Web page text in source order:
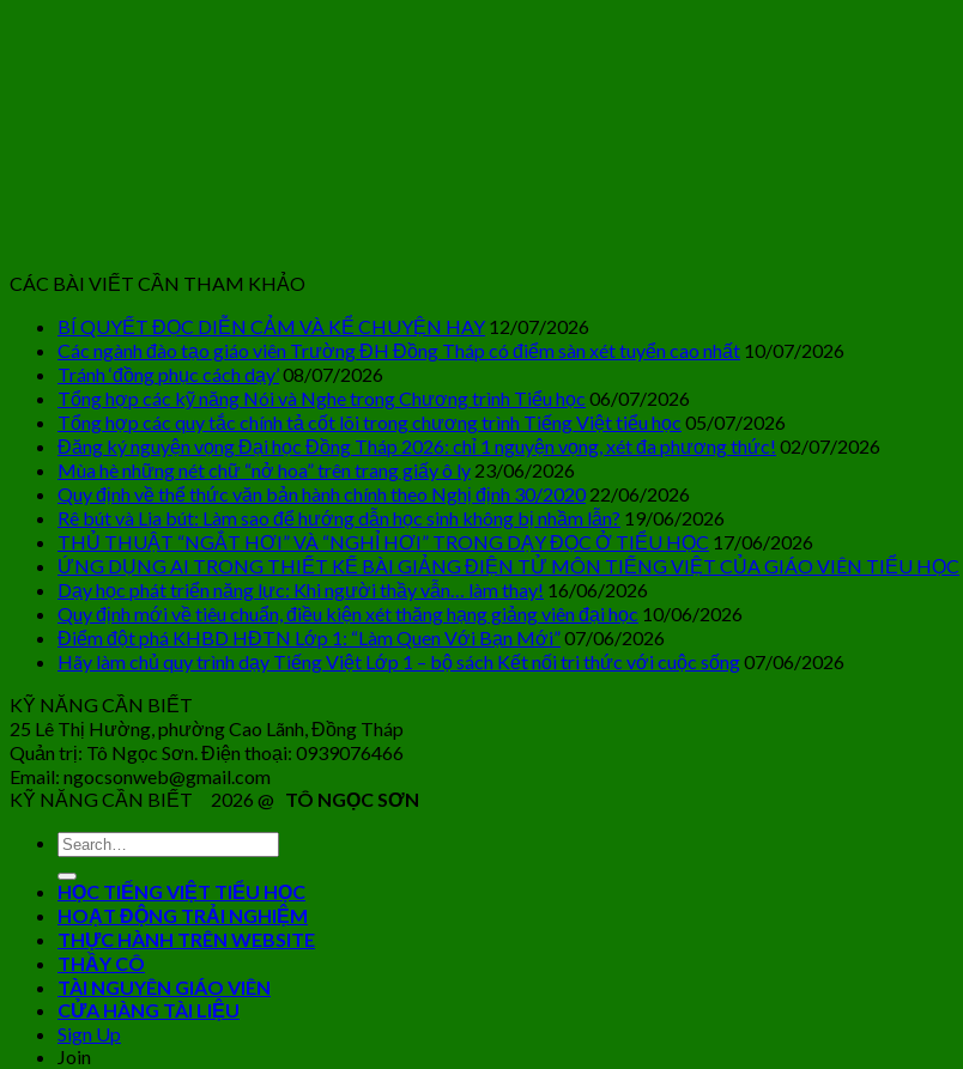
CÁC BÀI VIẾT CẦN THAM KHẢO
BÍ QUYẾT ĐỌC DIỄN CẢM VÀ KỂ CHUYỆN HAY 12/07/2026
Các ngành đào tạo giáo viên Trường ĐH Đồng Tháp có điểm sàn xét tuyển cao nhất 10/07/2026
Tránh ‘đồng phục cách dạy’08/07/2026
Tổng hợp các kỹ năng Nói và Nghe trong Chương trình Tiểu học 06/07/2026
Tổng hợp các quy tắc chính tả cốt lõi trong chương trình Tiếng Việt tiểu học 05/07/2026
Đăng ký nguyện vọng Đại học Đồng Tháp 2026: chỉ 1 nguyện vọng, xét đa phương thức! 02/07/2026
Mùa hè những nét chữ “nở hoa” trên trang giấy ô ly 23/06/2026
Quy định về thể thức văn bản hành chính theo Nghị định 30/2020 22/06/2026
Rê bút và Lia bút: Làm sao để hướng dẫn học sinh không bị nhầm lẫn? 19/06/2026
THỦ THUẬT “NGẮT HƠI” VÀ “NGHỈ HƠI” TRONG DẠY ĐỌC Ở TIỂU HỌC 17/06/2026
ỨNG DỤNG AI TRONG THIẾT KẾ BÀI GIẢNG ĐIỆN TỬ MÔN TIẾNG VIỆT CỦA GIÁO VIÊN TIỂU HỌC
Dạy học phát triển năng lực: Khi người thầy vẫn… làm thay! 16/06/2026
Quy định mới về tiêu chuẩn, điều kiện xét thăng hạng giảng viên đại học 10/06/2026
Điểm đột phá KHBD HĐTN Lớp 1: “Làm Quen Với Bạn Mới”07/06/2026
Hãy làm chủ quy trình dạy Tiếng Việt Lớp 1 – bộ sách Kết nối tri thức với cuộc sống07/06/2026
KỸ NĂNG CẦN BIẾT
25 Lê Thị Hường, phường Cao Lãnh, Đồng Tháp
Quản trị: Tô Ngọc Sơn. Điện thoại: 0939076466
Email: ngocsonweb@gmail.com
KỸ NĂNG CẦN BIẾT 2026 @ TÔ NGỌC SƠN
HỌC TIẾNG VIỆT TIỂU HỌC
HOẠT ĐỘNG TRẢI NGHIỆM
THỰC HÀNH TRÊN WEBSITE
THẦY CÔ
TÀI NGUYÊN GIÁO VIÊN
CỬA HÀNG TÀI LIỆU
Sign Up
Join